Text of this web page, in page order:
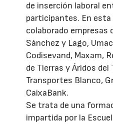
de inserción laboral
participantes. En esta
colaborado empresas
Sánchez y Lago,
Codisevand, Maxam,
de Tierras y Áridos
Transportes Blanco,
CaixaBank.
Se trata de una
impartida por la